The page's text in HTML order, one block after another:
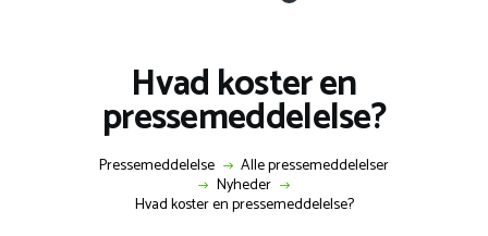
Hvad koster en
pressemeddelelse?
Pressemeddelelse Alle pressemeddelelser
Nyheder
Hvad koster en pressemeddelelse?
PRESSEMEDDELELSER
OPRET GRATIS KONTO
SHOP
KONTAKT OS